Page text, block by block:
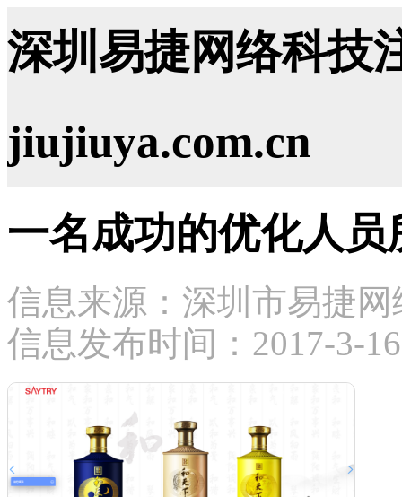
深圳易捷网络科技
jiujiuya.com.cn
一名成功的优化人
信息来源：深圳市易捷
信息发布时间：2017-3-